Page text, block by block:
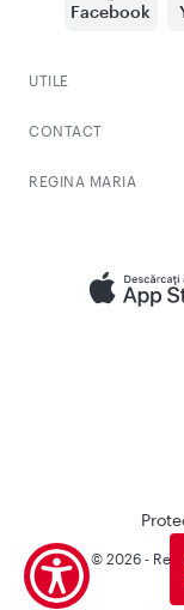
Facebook
UTILE
CONTACT
REGINA MARIA
© 2026 -